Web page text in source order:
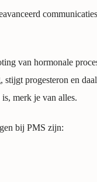
van hormonale
progesteron en
merk je van alles.
bij PMS zijn: